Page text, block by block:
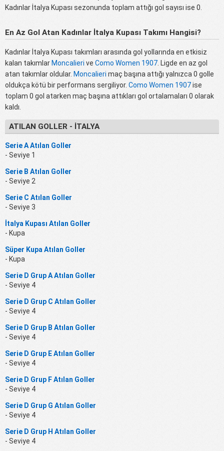
Kadınlar İtalya Kupası sezonunda toplam attığı gol sayısı ise 0.
En Az Gol Atan Kadınlar İtalya Kupası Takımı Hangisi?
Kadınlar İtalya Kupası takımları arasında gol yollarında en etkisiz
kalan takımlar Moncalieri ve Como Women 1907 . Ligde en az gol
atan takımlar oldular. Moncalieri maç başına attığı yalnızca 0 golle
oldukça kötü bir performans sergiliyor. Como Women 1907ise
toplam 0 gol atarken maç başına attıkları gol ortalamaları 0 olarak
kaldı.
ATILAN GOLLER - İTALYA
Serie A Atılan Goller
- Seviye 1
Serie B Atılan Goller
- Seviye 2
Serie C Atılan Goller
- Seviye 3
İtalya Kupası Atılan Goller
- Kupa
Süper Kupa Atılan Goller
- Kupa
Serie D Grup A Atılan Goller
- Seviye 4
Serie D Grup C Atılan Goller
- Seviye 4
Serie D Grup B Atılan Goller
- Seviye 4
Serie D Grup E Atılan Goller
- Seviye 4
Serie D Grup F Atılan Goller
- Seviye 4
Serie D Grup G Atılan Goller
- Seviye 4
Serie D Grup H Atılan Goller
- Seviye 4